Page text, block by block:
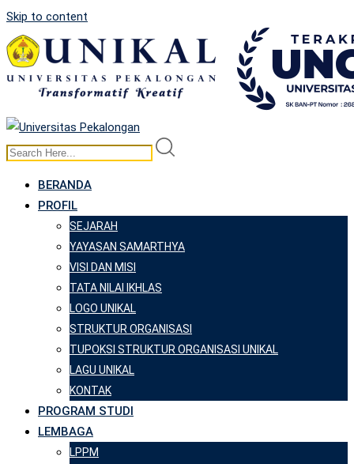
Skip to content
BERANDA
PROFIL
SEJARAH
YAYASAN SAMARTHYA
VISI DAN MISI
TATA NILAI IKHLAS
LOGO UNIKAL
STRUKTUR ORGANISASI
TUPOKSI STRUKTUR ORGANISASI UNIKAL
LAGU UNIKAL
KONTAK
PROGRAM STUDI
LEMBAGA
LPPM